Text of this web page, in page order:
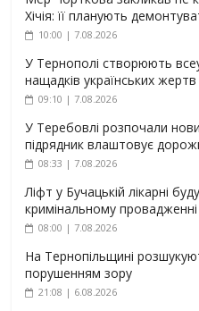
Хічія: її планують
10:00 | 7.08.2026
У Тернополі створюють
нащадків українських
09:10 | 7.08.2026
У Теребовлі розпочали
підрядник влаштовує
08:33 | 7.08.2026
Ліфт у Бучацькій лікарні
кримінальному провадженні
08:00 | 7.08.2026
На Тернопільщині
порушенням зору
21:08 | 6.08.2026